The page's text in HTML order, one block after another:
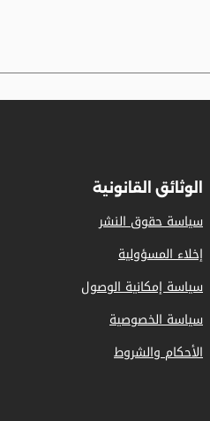
الوثائق القانونية
سياسة حقوق النشر
إخلاء المسؤولية
سياسة إمكانية الوصول
سياسة الخصوصية
الأحكام والشروط